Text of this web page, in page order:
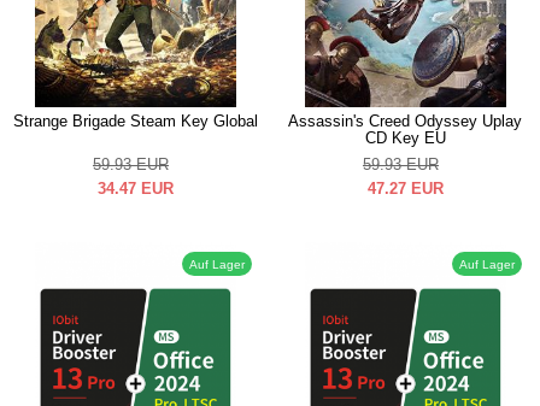
Strange Brigade Steam Key Global
59.93 EUR
34.47 EUR
Assassin's Creed Odyssey Uplay
CD Key EU
59.93 EUR
47.27 EUR
Auf Lager Auf Lager